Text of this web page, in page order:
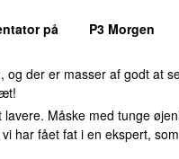
på
P3 Morgen
og der er masser af godt at
Måske med tunge
har fået fat i en ekspert,